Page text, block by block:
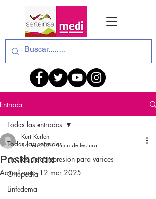
Entrada
Todas las entradas
medias de compresion para varices
Ortopedia
Linfedema
Todas las entradas
Posthorax
Kurt Karlen
14 feb 2024 4 min de lectura
Actualizado: 12 mar 2025